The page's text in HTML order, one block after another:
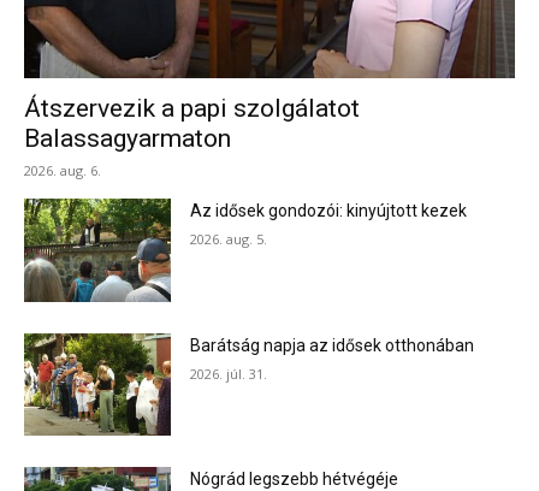
Átszervezik a papi szolgálatot
Balassagyarmaton
2026. aug. 6.
Az idősek gondozói: kinyújtott kezek
2026. aug. 5.
Barátság napja az idősek otthonában
2026. júl. 31.
Nógrád legszebb hétvégéje